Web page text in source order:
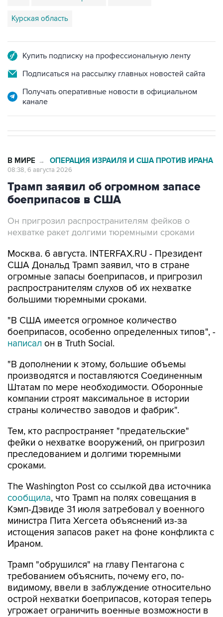
Курская область
Купить подписку на профессиональную ленту
Подписаться на рассылку главных новостей сайта
Получать оперативные новости в официальном
канале
В МИРЕ → ОПЕРАЦИЯ ИЗРАИЛЯ И США ПРОТИВ ИРАНА
08:38, 6 августа 2026
Трамп заявил об огромном запасе
боеприпасов в США
Он пригрозил распространителям фейков о
нехватке ракет долгими тюремными сроками
Москва. 6 августа. INTERFAX.RU - Президент
США Дональд Трамп заявил, что в стране
огромные запасы боеприпасов, и пригрозил
распространителям слухов об их нехватке
большими тюремными сроками.
"В США имеется огромное количество
боеприпасов, особенно определенных типов", -
написал он в Truth Social.
"В дополнении к этому, большие объемы
производятся и поставляются Соединенным
Штатам по мере необходимости. Оборонные
компании строят максимальное в истории
страны количество заводов и фабрик".
Тем, кто распространяет "предательские"
фейки о нехватке вооружений, он пригрозил
преследованием и долгими тюремными
сроками.
The Washington Post со ссылкой два источника
сообщила, что Трамп на полях совещания в
Кэмп-Дэвиде 31 июля затребовал у военного
министра Пита Хегсета объяснений из-за
истощения запасов ракет на фоне конфликта с
Ираном.
Трамп "обрушился" на главу Пентагона с
требованием объяснить, почему его, по-
видимому, ввели в заблуждение относительно
острой нехватки боеприпасов, которая теперь
угрожает ограничить военные возможности в